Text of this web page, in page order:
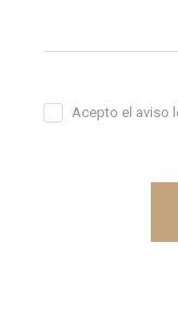
Acepto el aviso